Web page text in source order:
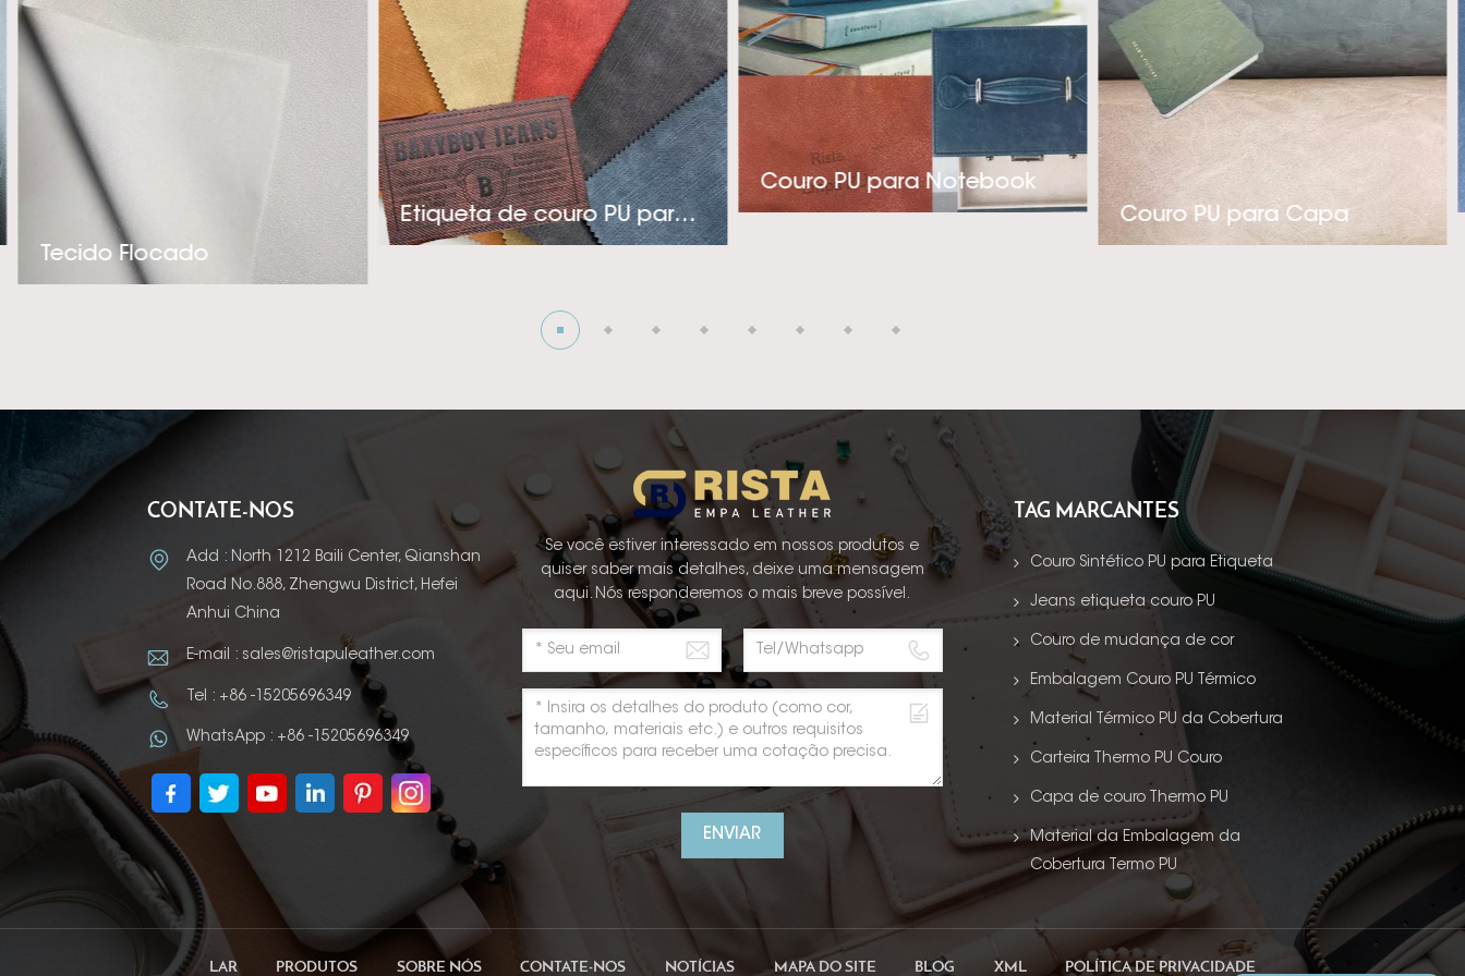
e adequado para a indústria de rótulos, embalagens e coberturas de luxo. Com nossa
experiência técnica e pensamento inovador, a Rista adota uma abordagem pró-ativa na
criação de produtos econômicos e de aplicação específica para atender nossos clientes’
precisa. Se você estiver procurando por um fornecedor de couro sintético PU térmico polidor
de alta qualidade para sua indústria de roupas, capas ou embalagens sofisticadas, por favor,
entre em contato conosco! A visão da empresa é tentando para se tornar o mais profissional
e melhor fornecedor de couro sintético PU térmico! Ansiosos para criar uma cooperação
profunda com você!
Tecido Flocado
Etiqueta de couro PU para jeans
Couro PU para Notebook
Couro PU para Capa
CONTATE-NOS
Add : North 1212 Baili Center, Qianshan
Road No.888, Zhengwu District, Hefei
Anhui China
E-mail : sales@ristapuleather.com
Tel : +86 -15205696349
WhatsApp : +86 -15205696349
Se você estiver interessado em nossos produtos e
quiser saber mais detalhes, deixe uma mensagem
aqui. Nós responderemos o mais breve possível.
ENVIAR
TAG MARCANTES
Couro Sintético PU para Etiqueta
Jeans etiqueta couro PU
Couro de mudança de cor
Embalagem Couro PU Térmico
Material Térmico PU da Cobertura
Carteira Thermo PU Couro
Capa de couro Thermo PU
Material da Embalagem da
Cobertura Termo PU
LAR PRODUTOS SOBRE NÓS CONTATE-NOS NOTÍCIAS MAPA DO SITE BLOG XML POLÍTICA DE PRIVACIDADE